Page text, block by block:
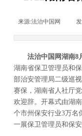
来源:法治中国网
法治中国网湖南8
湖南省保卫管理员和
部治安管理局二级巡
赛保，湖南省人社厅
欢迎辞。开幕式由湖
个市州保安行业3万名
一展保卫管理员和保安